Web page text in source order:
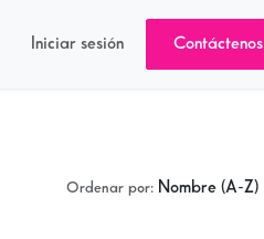
Iniciar sesión Contáctenos
Ordenar por: Nombre (A-Z)